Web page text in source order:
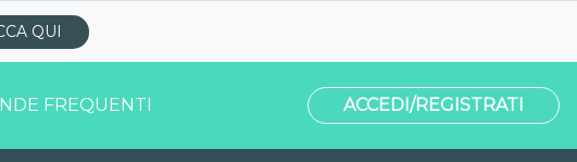
QUI
FREQUENTI ACCEDI/REGISTRATI